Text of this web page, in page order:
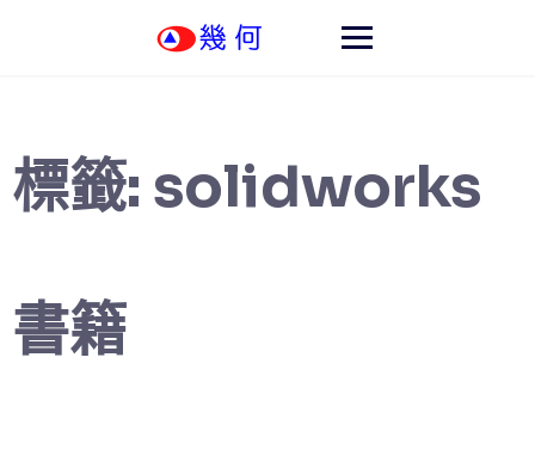
標籤: solidworks
書籍